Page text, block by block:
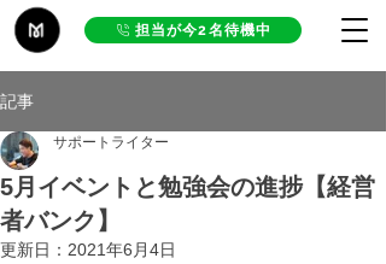
担当が今2名待機中
記事
5月イベントと勉強会の進捗【経営
者バンク】
サポートライター
更新日： 2021年6月4日